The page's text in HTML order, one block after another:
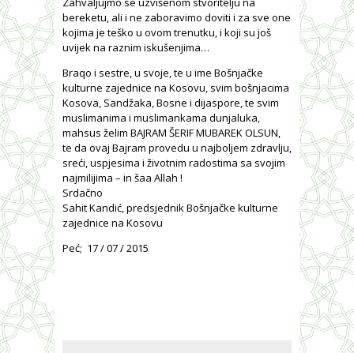
bereketu, ali i ne zaboravimo doviti i za sve one
kojima je teško u ovom trenutku, i koji su još
uvijek na raznim iskušenjima…
Braqo i sestre, u svoje, te u ime Bošnjačke
kulturne zajednice na Kosovu, svim bošnjacima
Kosova, Sandžaka, Bosne i dijaspore, te svim
muslimanima i muslimankama dunjaluka,
mahsus želim BAJRAM ŠERIF MUBAREK OLSUN,
te da ovaj Bajram provedu u najboljem zdravlju,
sreći, uspjesima i životnim radostima sa svojim
najmilijima – in šaa Allah !
Srdačno
Sahit Kandić, predsjednik Bošnjačke kulturne
zajednice na Kosovu
Peć; 17 / 07 / 2015